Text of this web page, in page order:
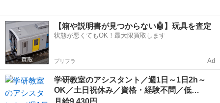
【箱や説明書が見つからない🤖】玩具を査定
状態が悪くてもOK！最大限買取します
プリフラ Ad
学研教室のアシスタント／週1日～1日2h～
OK／土日祝休み／資格・経験不問／低…
月給9,430円